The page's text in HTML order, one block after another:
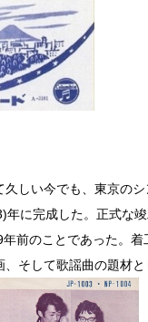
久しい今でも、東京の
年に完成した。正式な
前のことであった。
そして歌謡曲の題材